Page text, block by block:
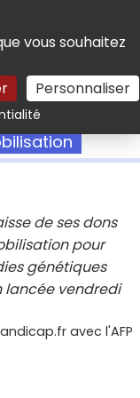
vous souhaitez
Personnaliser
Rechercher
de ses dons
pour
génétiques
lancée vendredi
avec l'AFP